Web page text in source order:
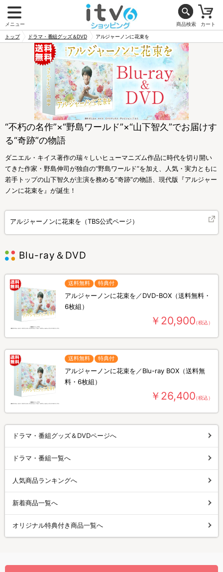
メニュー 商品検索 カート
トップ ドラマ・番組グッズ＆DVD アルジャーノンに花束を
“不朽の名作”×“野島ワールド”×“山下智久”でお届けす
る“奇跡”の物語
ダニエル・キイス著作の瑞々しいヒューマニズム作品に時代を切り開い
てきた作家・野島伸司が独自の“野島ワールド”を加え、人気・実力ともに
若手トップの山下智久が主演を務める“奇跡”の物語、現代版『アルジャー
ノンに花束を』が誕生！
アルジャーノンに花束を（TBS公式ページ）
Blu-ray＆DVD
送料無料 特典付
アルジャーノンに花束を／DVD-BOX（送料無料・
6枚組）
￥20,900（税込）
送料無料 特典付
アルジャーノンに花束を／Blu-ray BOX（送料無
料・6枚組）
￥26,400（税込）
ドラマ・番組グッズ＆DVDページへ
ドラマ・番組一覧へ
人気商品ランキングへ
新着商品一覧へ
オリジナル特典付き商品一覧へ